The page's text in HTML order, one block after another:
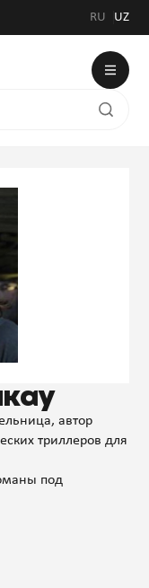
RU UZ
автор
триллеров для
под